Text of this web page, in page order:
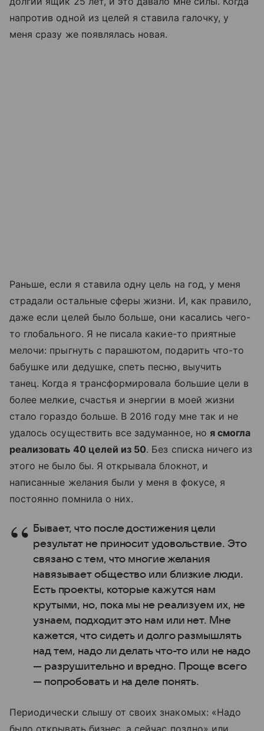
напротив одной из целей я ставила галочку, у
меня сразу же появлялась новая.
Раньше, если я ставила одну цель на год, у меня
страдали остальные сферы жизни. И, как правило,
даже если целей было больше, они касались чего-
то глобального. Я не писала какие-то приятные
мелочи: прыгнуть с парашютом, подарить что-то
бабушке или дедушке, спеть песню, выучить
танец. Когда я трансформировала большие цели в
более мелкие, счастья и энергии в моей жизни
стало гораздо больше. В 2016 году мне так и не
удалось осуществить все задуманное, но я смогла
реализовать 40 целей из 50. Без списка ничего из
этого не было бы. Я открывала блокнот, и
написанные желания были у меня в фокусе, я
постоянно помнила о них.
Бывает, что после достижения цели
результат не приносит удовольствие. Это
связано с тем, что многие желания
навязывает общество или близкие люди.
Есть проекты, которые кажутся нам
крутыми, но, пока мы не реализуем их, не
узнаем, подходит это нам или нет. Мне
кажется, что сидеть и долго размышлять
над тем, надо ли делать что-то или не надо
— разрушительно и вредно. Проще всего
— попробовать и на деле понять.
Периодически слышу от своих знакомых: «Надо
было открывать бизнес, а сейчас поздно» или